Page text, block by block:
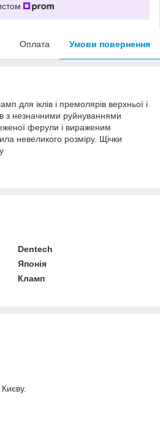
Оплата Умови повернення
для іклів і премолярів верхньої і
з незначними руйнуваннями
ферули і вираженим
невеликого розміру. Щічки
Dentech
Японія
Кламп